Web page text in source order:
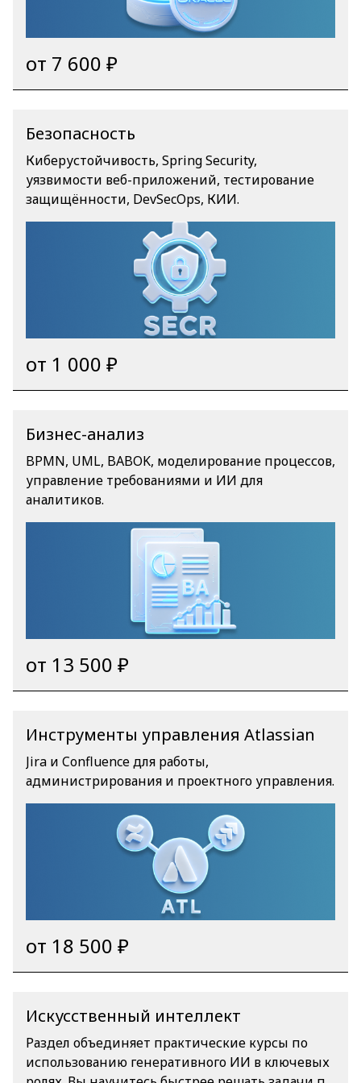
от 7 600 ₽
Безопасность
Киберустойчивость, Spring Security,
уязвимости веб-приложений, тестирование
защищённости, DevSecOps, КИИ.
от 1 000 ₽
Бизнес-анализ
BPMN, UML, BABOK, моделирование процессов,
управление требованиями и ИИ для
аналитиков.
от 13 500 ₽
Инструменты управления Atlassian
Jira и Confluence для работы,
администрирования и проектного управления.
от 18 500 ₽
Искусственный интеллект
Раздел объединяет практические курсы по
использованию генеративного ИИ в ключевых